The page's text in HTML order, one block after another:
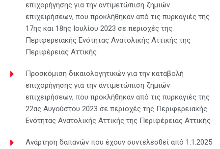
επιχορήγησης για την αντιμετώπιση ζημιών
επιχειρήσεων, που προκλήθηκαν από τις πυρκαγιές της
17ης και 18ης Ιουλίου 2023 σε περιοχές της
Περιφερειακής Ενότητας Ανατολικής Αττικής της
Περιφέρειας Αττικής
Προσκόμιση δικαιολογητικών για την καταβολή
επιχορήγησης για την αντιμετώπιση ζημιών
επιχειρήσεων, που προκλήθηκαν από τις πυρκαγιές της
22ας Αυγούστου 2023 σε περιοχές της Περιφερειακής
Ενότητας Ανατολικής Αττικής της Περιφέρειας Αττικής
Ανάρτηση δαπανών που έχουν συντελεσθεί από 1.1.2025